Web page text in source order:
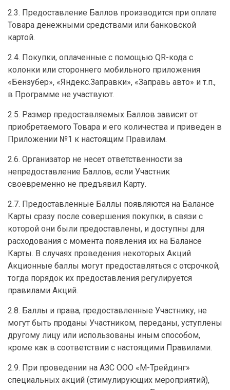
2.3. Предоставление Баллов производится при оплате
Товара денежными средствами или банковской
картой.
2.4. Покупки, оплаченные с помощью QR-кода с
колонки или стороннего мобильного приложения
«Бензубер», «Яндекс.Заправки», «Заправь авто» и т.п.,
в Программе не участвуют.
2.5. Размер предоставляемых Баллов зависит от
приобретаемого Товара и его количества и приведен в
Приложении №1 к настоящим Правилам.
2.6. Организатор не несет ответственности за
непредоставление Баллов, если Участник
своевременно не предъявил Карту.
2.7. Предоставленные Баллы появляются на Балансе
Карты сразу после совершения покупки, в связи с
которой они были предоставлены, и доступны для
расходования с момента появления их на Балансе
Карты. В случаях проведения некоторых Акций
Акционные баллы могут предоставляться с отсрочкой,
тогда порядок их предоставления регулируется
правилами Акций.
2.8. Баллы и права, предоставленные Участнику, не
могут быть проданы Участником, переданы, уступлены
другому лицу или использованы иным способом,
кроме как в соответствии с настоящими Правилами.
2.9. При проведении на АЗС ООО «М-Трейдинг»
специальных акций (стимулирующих мероприятий),